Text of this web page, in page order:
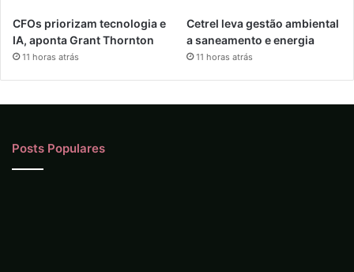
CFOs priorizam tecnologia e
IA, aponta Grant Thornton
11 horas atrás
Cetrel leva gestão ambiental
a saneamento e energia
11 horas atrás
Posts Populares